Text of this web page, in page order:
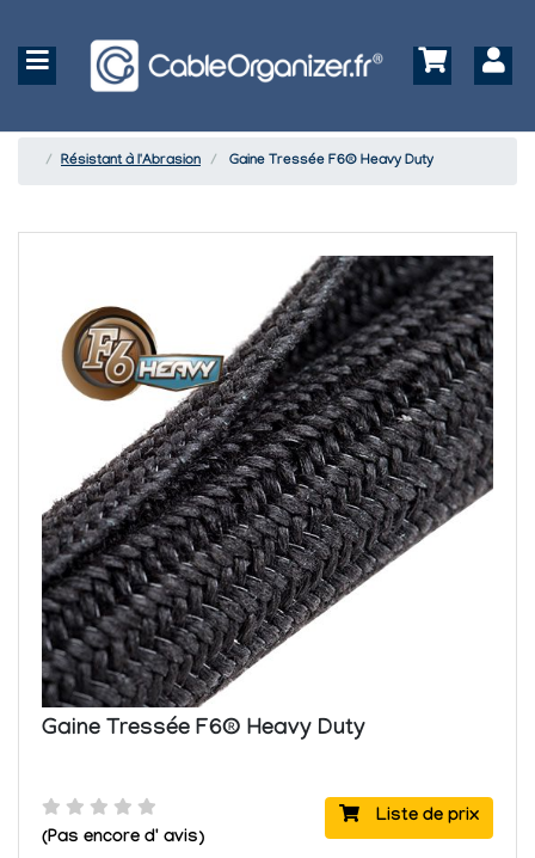
Résistant à l'Abrasion Gaine Tressée F6® Heavy Duty
Gaine Tressée F6® Heavy Duty
Liste de prix
(Pas encore d' avis)